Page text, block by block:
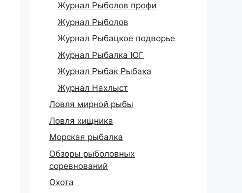
Журнал Рыболов профи
Журнал Рыболов
Журнал Рыбацкое подворье
Журнал Рыбалка ЮГ
Журнал Рыбак Рыбака
Журнал Нахлыст
Ловля мирной рыбы
Ловля хищника
Морская рыбалка
Обзоры рыболовных
соревнований
Охота